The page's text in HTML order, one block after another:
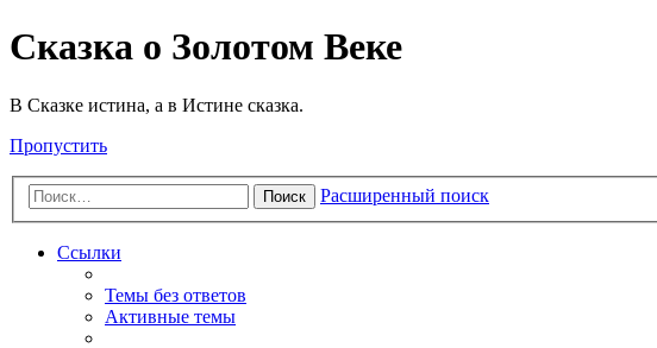
Сказка о Золотом Веке
В Сказке истина, а в Истине сказка.
Пропустить
Поиск Расширенный поиск
Ссылки
Темы без ответов
Активные темы